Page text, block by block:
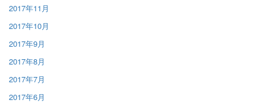
2017年11月
2017年10月
2017年9月
2017年8月
2017年7月
2017年6月